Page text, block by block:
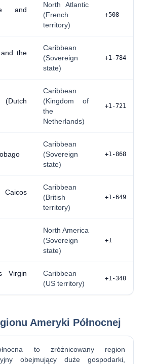
and
North Atlantic
(French
territory)
+508
the
Caribbean
(Sovereign
state)
+1-784
(Dutch
Caribbean
(Kingdom of
the
Netherlands)
+1-721
Caribbean
(Sovereign
state)
+1-868
Caribbean
(British
territory)
+1-649
North America
(Sovereign
state)
+1
Virgin
Caribbean
(US territory)
+1-340
Ameryki Północnej
to zróżnicowany region
obejmujący duże gospodarki,